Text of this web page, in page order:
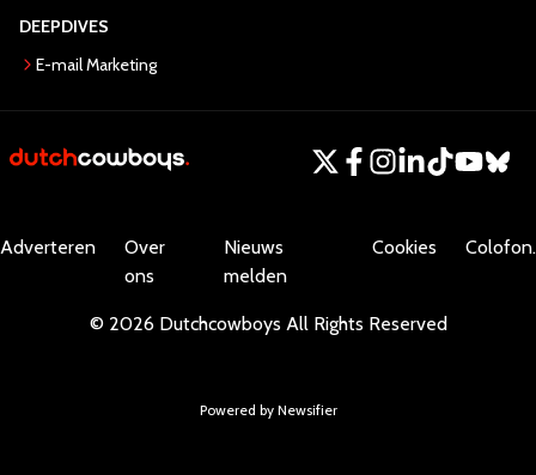
DEEPDIVES
E-mail Marketing
Adverteren
Over
ons
Nieuws
melden
Cookies Colofon.
© 2026 Dutchcowboys All Rights Reserved
Powered by Newsifier